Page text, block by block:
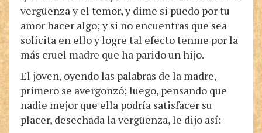
vergüenza y el temor, y dime si puedo por tu
amor hacer algo; y si no encuentras que sea
solícita en ello y logre tal efecto tenme por la
más cruel madre que ha parido un hijo.
El joven, oyendo las palabras de la madre,
primero se avergonzó; luego, pensando que
nadie mejor que ella podría satisfacer su
placer, desechada la vergüenza, le dijo así: